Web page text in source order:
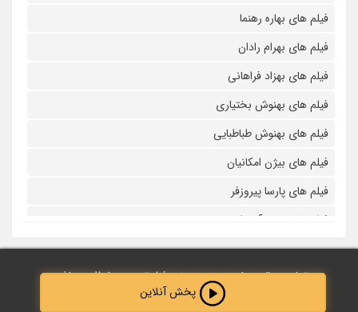
پخش آنلاین
فیلم های بهاره رهنما
فیلم های بهرام رادان
فیلم های بهزاد فراهانی
فیلم های بهنوش بختیاری
فیلم های بهنوش طباطبایی
فیلم های بیژن امکانیان
فیلم های پارسا پیروزفر
فیلم های پانته آ بهرام
فیلم های پولاد کیمیایی
فیلم های پویا امینی
فیلم های پژمان بازغی
تمامی حقوق مادی و معنوی نزد فیلم‌ترین محفوظ می‌باشد.
طراحی و پشتیبانی توسط :
Abdolahi40